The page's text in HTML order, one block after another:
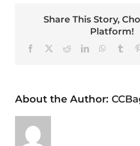
Share This Story,
Platform!
FacebookRedditLinkedIn
About the Author: